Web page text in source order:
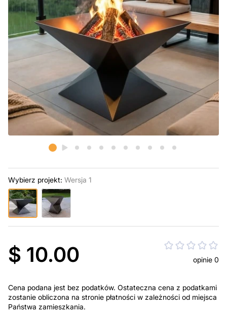
Wybierz projekt: Wersja 1
$ 10.00 opinie 0
Cena podana jest bez podatków. Ostateczna cena z podatkami
zostanie obliczona na stronie płatności w zależności od miejsca
Państwa zamieszkania.